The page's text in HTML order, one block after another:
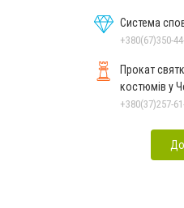
Система
+380(67)350-
Прокат
костюмів у